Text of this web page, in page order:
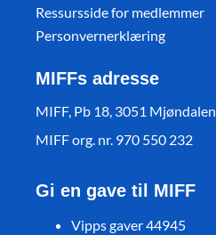
Ressursside for medlemmer
Personvernerklæring
MIFFs adresse
MIFF, Pb 18, 3051 Mjøndalen
MIFF org. nr. 970 550 232
Gi en gave til MIFF
Vipps gaver 44945